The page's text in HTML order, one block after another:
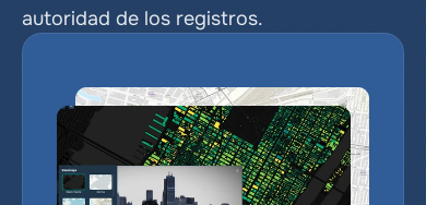
autoridad de los registros.